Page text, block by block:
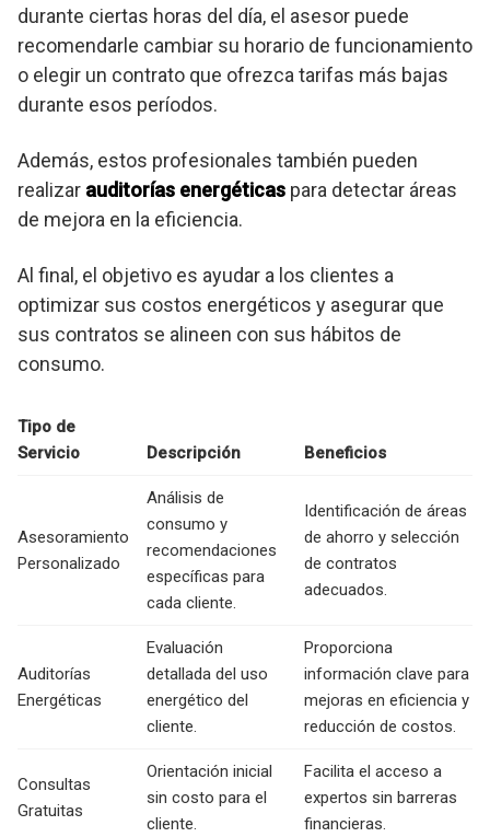
durante ciertas horas del día, el asesor puede
recomendarle cambiar su horario de funcionamiento
o elegir un contrato que ofrezca tarifas más bajas
durante esos períodos.
Además, estos profesionales también pueden
realizar auditorías energéticas para detectar áreas
de mejora en la eficiencia.
Al final, el objetivo es ayudar a los clientes a
optimizar sus costos energéticos y asegurar que
sus contratos se alineen con sus hábitos de
consumo.
Tipo de
Servicio
Descripción Beneficios
Asesoramiento
Personalizado
Análisis de
consumo y
recomendaciones
específicas para
cada cliente.
Identificación de áreas
de ahorro y selección
de contratos
adecuados.
Auditorías
Energéticas
Evaluación
detallada del uso
energético del
cliente.
Proporciona
información clave para
mejoras en eficiencia y
reducción de costos.
Consultas
Gratuitas
Orientación inicial
sin costo para el
cliente.
Facilita el acceso a
expertos sin barreras
financieras.